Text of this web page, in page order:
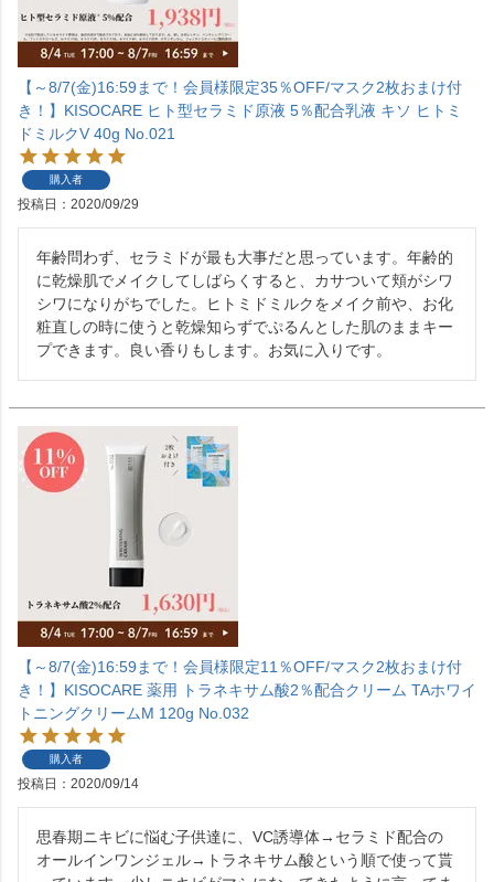
【～8/7(金)16:59まで！会員様限定35％OFF/マスク2枚おまけ付
き！】KISOCARE ヒト型セラミド原液 5％配合乳液 キソ ヒトミ
ドミルクV 40g No.021
購入者
投稿日 2020/09/29
年齢問わず、セラミドが最も大事だと思っています。年齢的
に乾燥肌でメイクしてしばらくすると、カサついて頬がシワ
シワになりがちでした。ヒトミドミルクをメイク前や、お化
粧直しの時に使うと乾燥知らずでぷるんとした肌のままキー
プできます。良い香りもします。お気に入りです。
【～8/7(金)16:59まで！会員様限定11％OFF/マスク2枚おまけ付
き！】KISOCARE 薬用 トラネキサム酸2％配合クリーム TAホワイ
トニングクリームM 120g No.032
購入者
投稿日 2020/09/14
思春期ニキビに悩む子供達に、VC誘導体→セラミド配合の
オールインワンジェル→トラネキサム酸という順で使って貰